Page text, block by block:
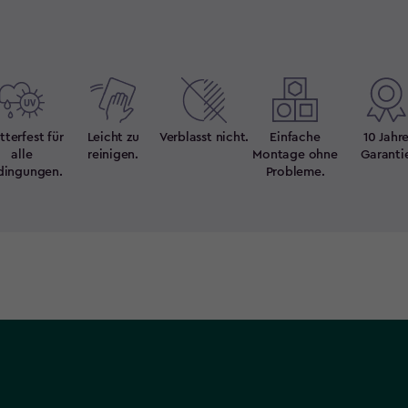
für
alle
Leicht zu
reinigen.
Verblasst nicht.
Einfache
Montage ohne
Probleme.
10